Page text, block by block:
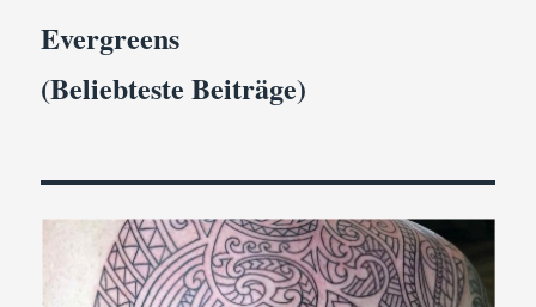
Evergreens
(Beliebteste Beiträge)